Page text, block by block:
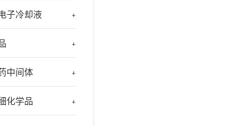
子冷却液 +
+
中间体 +
化学品 +